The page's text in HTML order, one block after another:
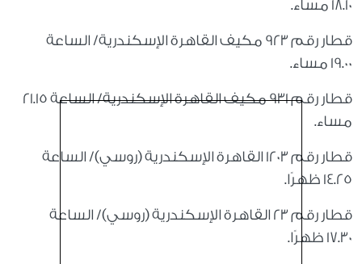
18.10 مساء.
قطار رقم 923 مكيف القاهرة الإسكندرية/ الساعة
19.00 مساء.
قطار رقم 931 مكيف القاهرة الإسكندرية/ الساعة 21.15
مساء.
قطار رقم 1203 القاهرة الإسكندرية (روسي)/ الساعة
14.25 ظهرًا.
قطار رقم 23 القاهرة الإسكندرية (روسي)/ الساعة
17.30 ظهرًا.